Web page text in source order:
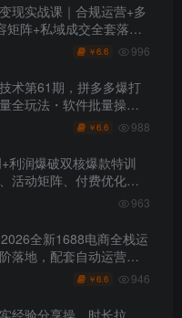
现实战课｜合规运营+多
矩阵+私域成交全套落地
￥6.6 996
术第61期，拼多多爆打
全玩法・软件批量操
矩阵实战课
￥6.6 988
利润爆破双核爆款特训
活动矩阵、付费优化、
963
全新1688电商全栈运
落地，配套自动运营表
￥6.6 946
经验分享操，时长拉